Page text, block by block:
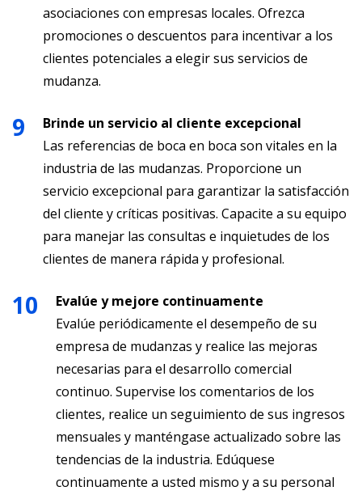
asociaciones con empresas locales. Ofrezca
promociones o descuentos para incentivar a los
clientes potenciales a elegir sus servicios de
mudanza.
Brinde un servicio al cliente excepcional
Las referencias de boca en boca son vitales en la
industria de las mudanzas. Proporcione un
servicio excepcional para garantizar la satisfacción
del cliente y críticas positivas. Capacite a su equipo
para manejar las consultas e inquietudes de los
clientes de manera rápida y profesional.
Evalúe y mejore continuamente
Evalúe periódicamente el desempeño de su
empresa de mudanzas y realice las mejoras
necesarias para el desarrollo comercial
continuo. Supervise los comentarios de los
clientes, realice un seguimiento de sus ingresos
mensuales y manténgase actualizado sobre las
tendencias de la industria. Edúquese
continuamente a usted mismo y a su personal